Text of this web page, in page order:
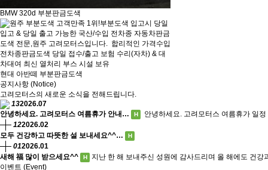
BMW 320d 부분판금도색
현대 아반떼 부분판금도색
공지사항 (Notice)
고려모터스의 새로운 소식을 전해드립니다.
132026.07
안녕하세요. 고려모터스 여름휴가 안내…
H
안녕하세요. 고려모터스 여름휴가 일
122026.02
모두 건강하고 따뜻한 설 보내세요^^…
H
012026.01
새해 福 많이 받으세요^^
H
지난 한 해 보내주신 성원에 감사드리며 올 해에도 건
이벤트 (Event)